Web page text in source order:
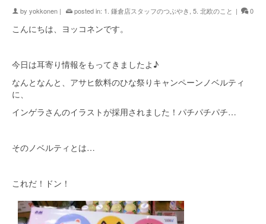
by yokkonen | posted in: 1. 鎌倉店スタッフのつぶやき 5. 北欧のこと | 0
こんにちは、ヨッコネンです。
今日は耳寄り情報をもってきましたよ♪
なんとなんと、アサヒ飲料のひな祭りキャンペーンノベルティ
に、
インゲラさんのイラストが採用されました！パチパチパチ…
そのノベルティとは…
これだ！ドン！